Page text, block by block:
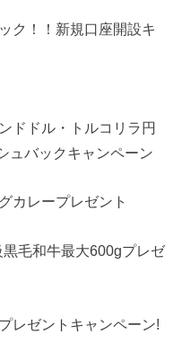
ク！！新規口座開設キ
ドドル・トルコリラ円
ュバックキャンペーン
カレープレゼント
毛和牛最大600gプレゼ
レゼントキャンペーン!